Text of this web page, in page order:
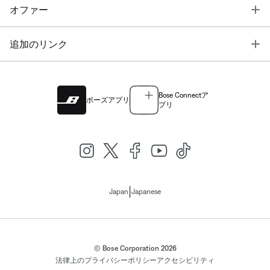
オファー
追加のリンク
ボーズアプリ
Bose Connectア
プリ
Japan Japanese
© Bose Corporation 2026
法律上のプライバシーポリシーアクセシビリティ